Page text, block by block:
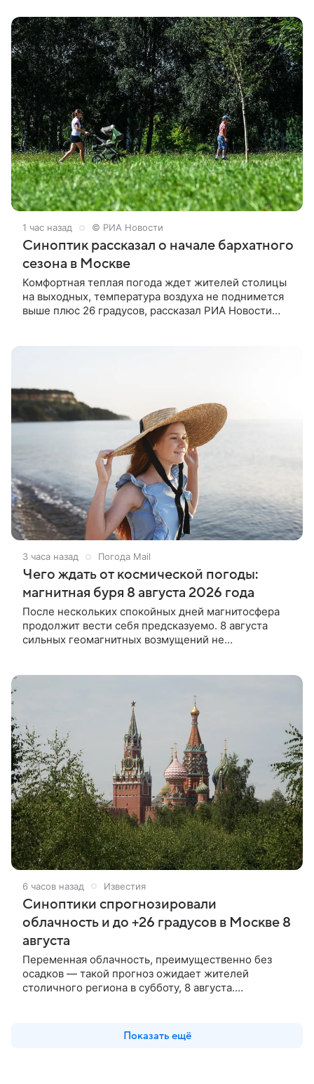
1 час назад © РИА Новости
Синоптик рассказал о начале бархатного
сезона в Москве
Комфортная теплая погода ждет жителей столицы
на выходных, температура воздуха не поднимется
выше плюс 26 градусов, рассказал РИА Новости
3 часа назад Погода Mail
Чего ждать от космической погоды:
магнитная буря 8 августа 2026 года
После нескольких спокойных дней магнитосфера
продолжит вести себя предсказуемо. 8 августа
сильных геомагнитных возмущений не
6 часов назад Известия
Синоптики спрогнозировали
облачность и до +26 градусов в Москве 8
августа
Переменная облачность, преимущественно без
осадков — такой прогноз ожидает жителей
столичного региона в субботу, 8 августа.
Показать ещё